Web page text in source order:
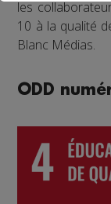
les
10 à la qualité
Blanc Médias.
ODD